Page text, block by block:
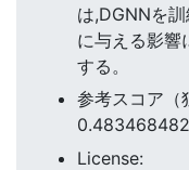
は,DGNNを
に与える影響
する。
参考スコア（
License: